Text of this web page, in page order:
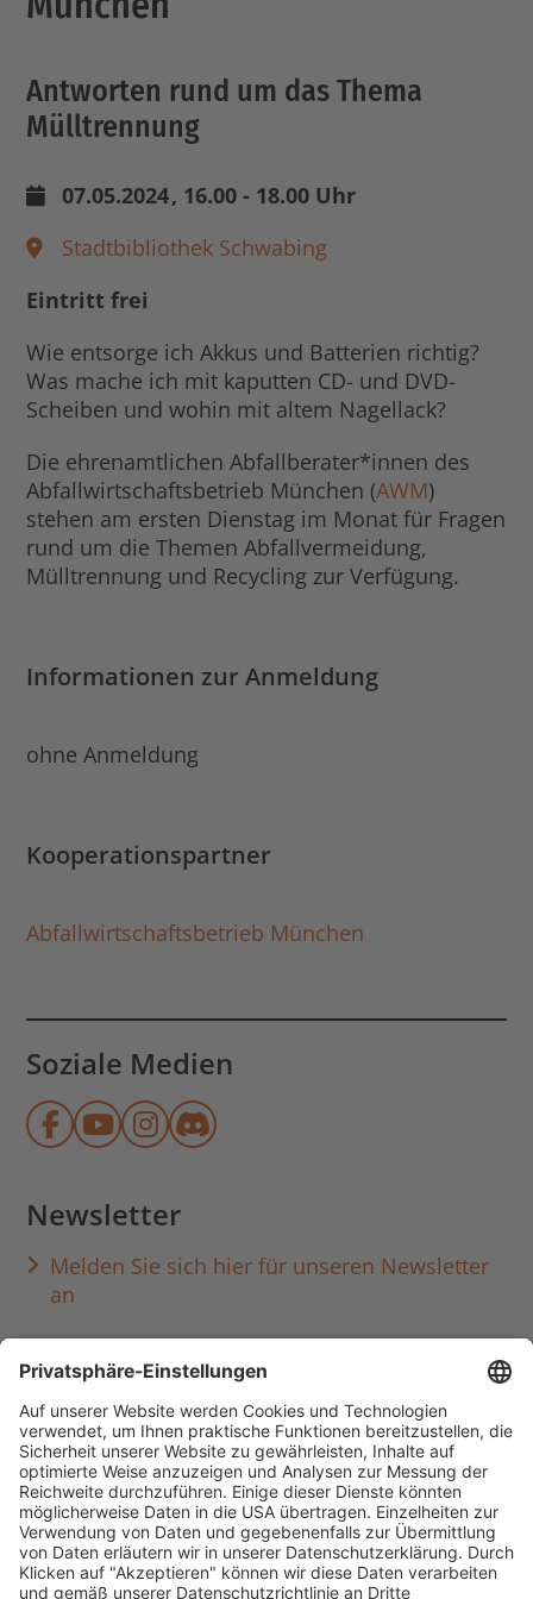
Antworten rund um das Thema
Mülltrennung
07.05.2024, 16.00 - 18.00 Uhr
Stadtbibliothek Schwabing
Eintritt frei
Wie entsorge ich Akkus und Batterien richtig?
Was mache ich mit kaputten CD- und DVD-
Scheiben und wohin mit altem Nagellack?
Die ehrenamtlichen Abfallberater*innen des
Abfallwirtschaftsbetrieb München (AWM)
stehen am ersten Dienstag im Monat für Fragen
rund um die Themen Abfallvermeidung,
Mülltrennung und Recycling zur Verfügung.
Informationen zur Anmeldung
ohne Anmeldung
Kooperationspartner
Abfallwirtschaftsbetrieb München
Soziale Medien
Münchner Stadtbibliothek auf
Münchner Stadtbibliothek auf
Münchner Stadtbibliothek
Münchner
Newsletter
Melden Sie sich hier für unseren Newsletter
an
Häufig aufgerufen
Standorte & Öffnungszeiten
anmelden & ausleihen
Ausbildung & Karriere